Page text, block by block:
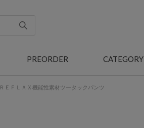
PREORDER CATEGORY
ＲＥＦＬＡＸ機能性素材ツータックパンツ